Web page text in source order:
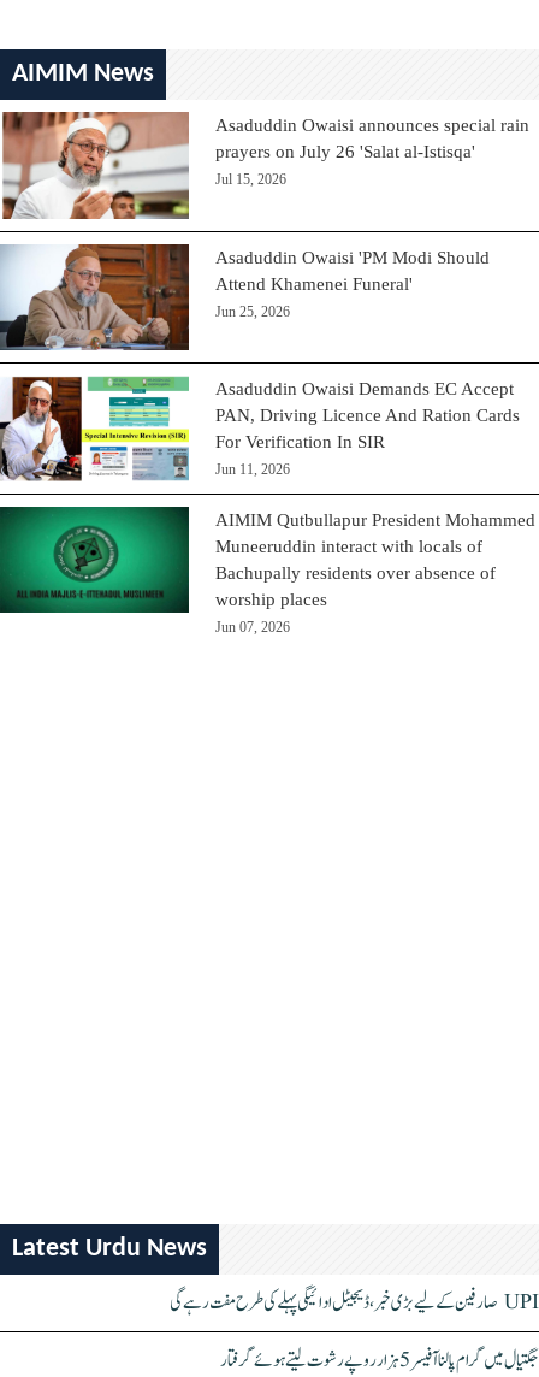
AIMIM News
Asaduddin Owaisi announces special rain
prayers on July 26 'Salat al-Istisqa'
Jul 15, 2026
Asaduddin Owaisi 'PM Modi Should
Attend Khamenei Funeral'
Jun 25, 2026
Asaduddin Owaisi Demands EC Accept
PAN, Driving Licence And Ration Cards
For Verification In SIR
Jun 11, 2026
AIMIM Qutbullapur President Mohammed
Muneeruddin interact with locals of
Bachupally residents over absence of
worship places
Jun 07, 2026
Latest Urdu News
UPI صارفین کے لیے بڑی خبر، ڈیجیٹل ادائیگی پہلے کی طرح مفت رہے گی
جگتیال میں گرام پالنا آفیسر 5 ہزار روپے رشوت لیتے ہوئے گرفتار